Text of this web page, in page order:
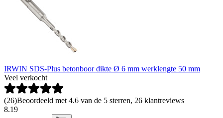
IRWIN SDS-Plus betonboor dikte Ø 6 mm werklengte 50 mm
Veel verkocht
(26)Beoordeeld met 4.6 van de 5 sterren, 26 klantreviews
8.19